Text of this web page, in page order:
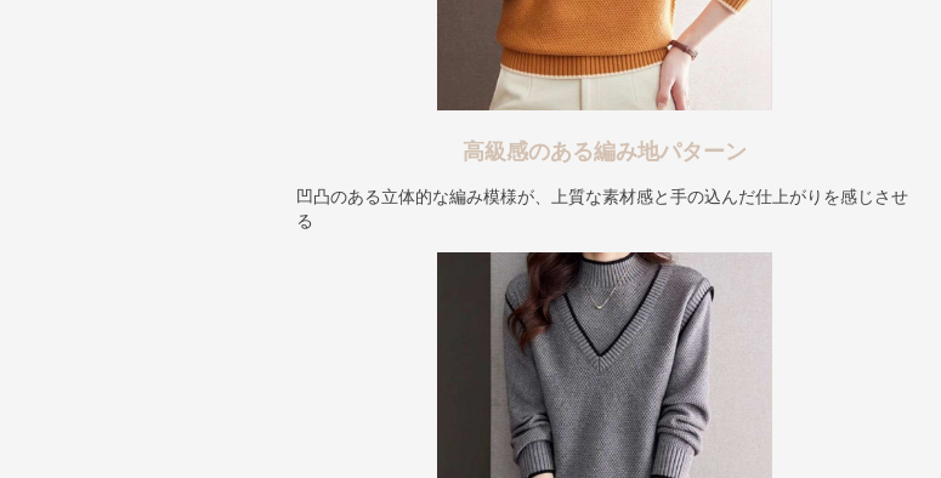
高級感のある編み地パターン
凹凸のある立体的な編み模様が、上質な素材感と手の込んだ仕上がりを感じさせ
る